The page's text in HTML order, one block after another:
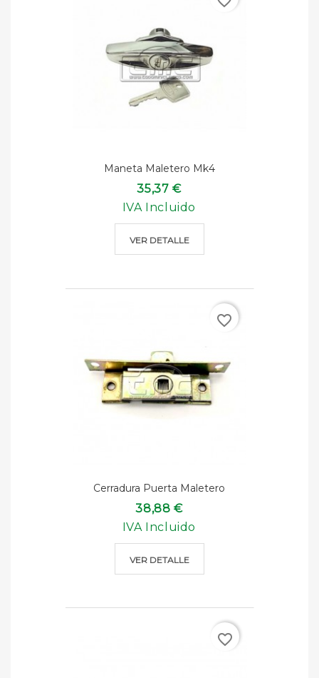
Maneta Maletero Mk4
35,37 €
IVA Incluido
VER DETALLE
Cerradura Puerta Maletero
38,88 €
IVA Incluido
VER DETALLE
favorite_border
favorite_border